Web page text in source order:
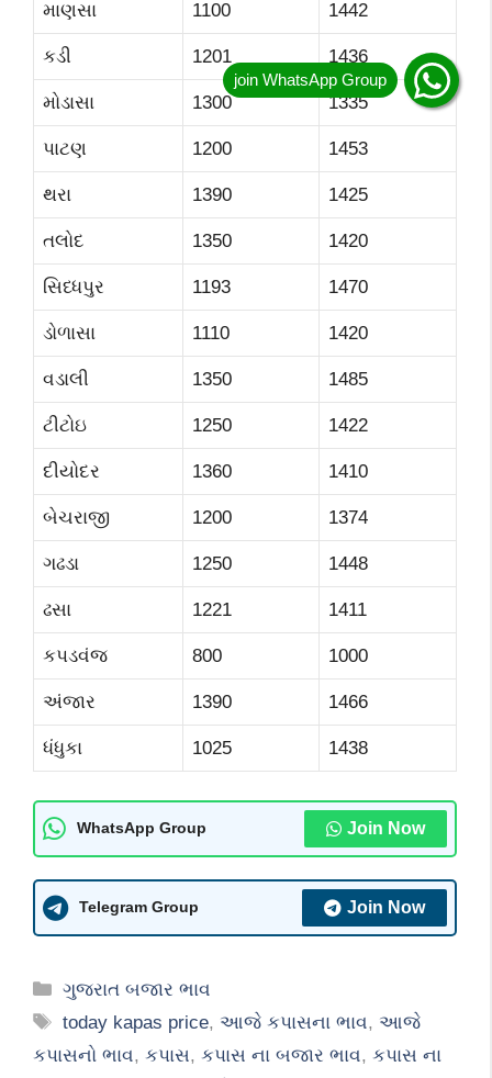
માણસા 1100 1442
કડી 1201 1436
મોડાસા 1300 1335
પાટણ 1200 1453
થરા 1390 1425
તલોદ 1350 1420
સિધ્ધપુર 1193 1470
ડોળાસા 1110 1420
વડાલી 1350 1485
ટીટોઇ 1250 1422
દીયોદર 1360 1410
બેચરાજી 1200 1374
ગઢડા 1250 1448
ઢસા 1221 1411
કપડવંજ 800 1000
અંજાર 1390 1466
ધંધુકા 1025 1438
WhatsApp Group Join Now
Telegram Group Join Now
Categories
ગુજરાત બજાર ભાવ
Tags
today kapas price,આજે કપાસના ભાવ,આજે
કપાસનો ભાવ, કપાસ, કપાસ ના બજાર ભાવ, કપાસ ના